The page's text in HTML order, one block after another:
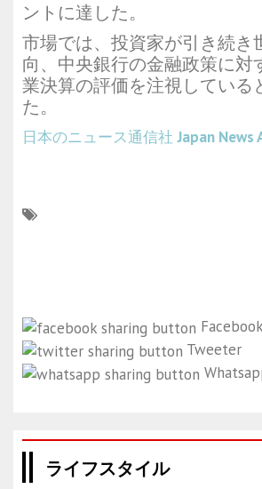
ントに達した。
市場では、投資家が引き続き
向、中央銀行の金融政策に対
業決算の評価を注視している
た。
日本のニュース通信社 Japan News
Facebook
Tweeter
ライフスタイル